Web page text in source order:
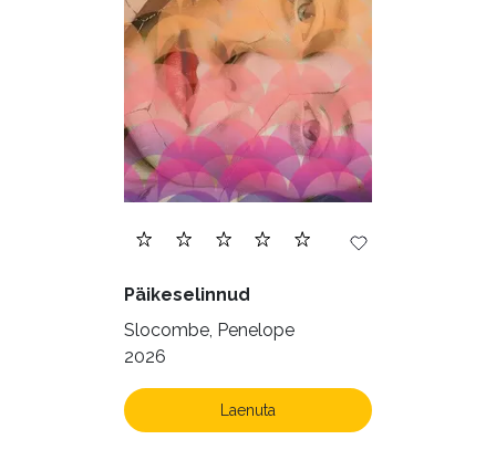
Päikeselinnud
Slocombe, Penelope
2026
Laenuta